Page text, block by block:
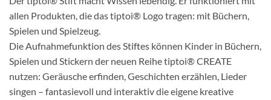
allen Produkten, die das tiptoi® Logo tragen: mit Büchern,
Spielen und Spielzeug.
Die Aufnahmefunktion des Stiftes können Kinder in Büchern,
Spielen und Stickern der neuen Reihe tiptoi® CREATE
nutzen: Geräusche erfinden, Geschichten erzählen, Lieder
singen – fantasievoll und interaktiv die eigene kreative